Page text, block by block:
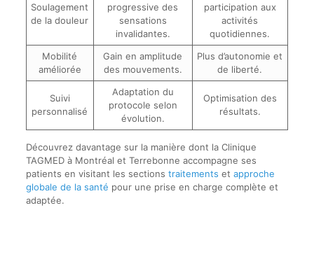
Soulagement
de la douleur
progressive des
sensations
invalidantes.
participation aux
activités
quotidiennes.
Mobilité
améliorée
Gain en amplitude
des mouvements.
Plus d’autonomie et
de liberté.
Suivi
personnalisé
Adaptation du
protocole selon
évolution.
Optimisation des
résultats.
Découvrez davantage sur la manière dont la Clinique
TAGMED à Montréal et Terrebonne accompagne ses
patients en visitant les sections traitements et approche
globale de la santé pour une prise en charge complète et
adaptée.